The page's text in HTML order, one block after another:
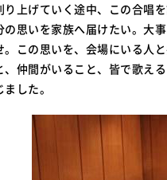
り上げていく途中、この合唱
の思いを家族へ届けたい。大
。この思いを、会場にいる人
、仲間がいること、皆で歌え
した。